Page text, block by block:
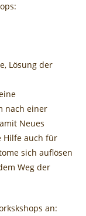
Lösung der
nach einer
Neues
Hilfe auch für
sich auflösen
Weg der
an: